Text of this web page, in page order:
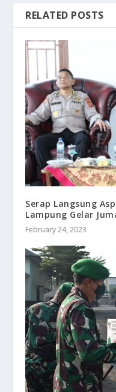
RELATED POSTS
Serap Langsung
Lampung Gelar
February 24, 2023